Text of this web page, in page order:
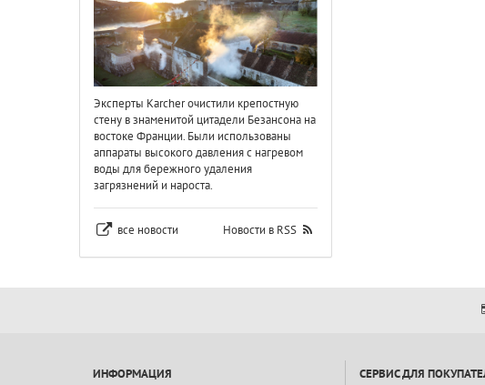
Эксперты Karcher очистили крепостную
стену в знаменитой цитадели Безансона на
востоке Франции. Были использованы
аппараты высокого давления с нагревом
воды для бережного удаления
загрязнений и нароста.
все новости Новости в RSS
ИНФОРМАЦИЯ СЕРВИС ДЛЯ